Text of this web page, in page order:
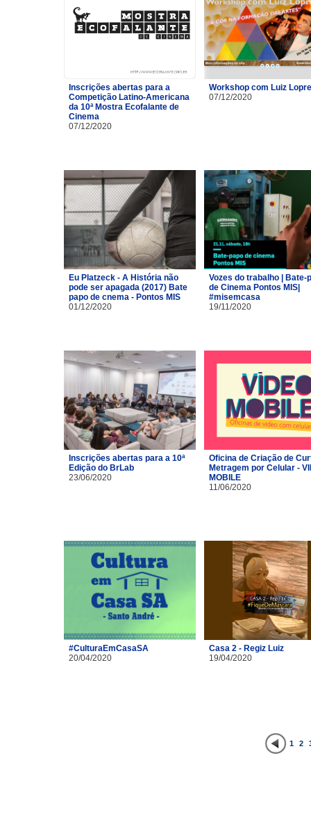
Inscrições abertas para a
Competição Latino-Americana
da 10ª Mostra Ecofalante de
Cinema
07/12/2020
Workshop com Luiz
07/12/2020
Eu Platzeck - A História não
pode ser apagada (2017) Bate
papo de cnema - Pontos MIS
01/12/2020
Vozes do trabalho | Bate-
de Cinema Pontos MIS|
#misemcasa
19/11/2020
Inscrições abertas para a 10ª
Edição do BrLab
23/06/2020
Oficina de Criação de
Metragem por Celular -
MOBILE
11/06/2020
#CulturaEmCasaSA
20/04/2020
Casa 2 - Regiz Luiz
19/04/2020
1 2